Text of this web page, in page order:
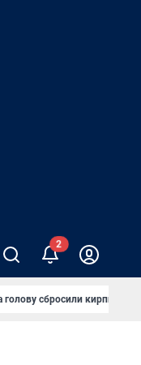
сбросили кирпич